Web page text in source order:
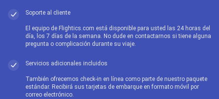
Soporte al cliente
El equipo de Flightics.com está disponible para usted las 24 horas del
día, los 7 días de la semana. No dude en contactarnos si tiene alguna
pregunta o complicación durante su viaje.
Servicios adicionales incluidos
También ofrecemos check-in en línea como parte de nuestro paquete
estándar. Recibirá sus tarjetas de embarque en formato móvil por
correo electrónico.